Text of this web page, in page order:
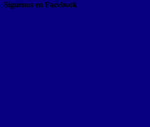
Siguenos en Facebook